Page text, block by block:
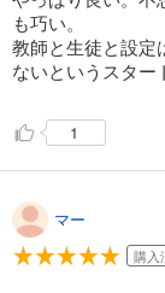
も巧い。
教師と生徒と設定
ないというスター
1
マー
購入